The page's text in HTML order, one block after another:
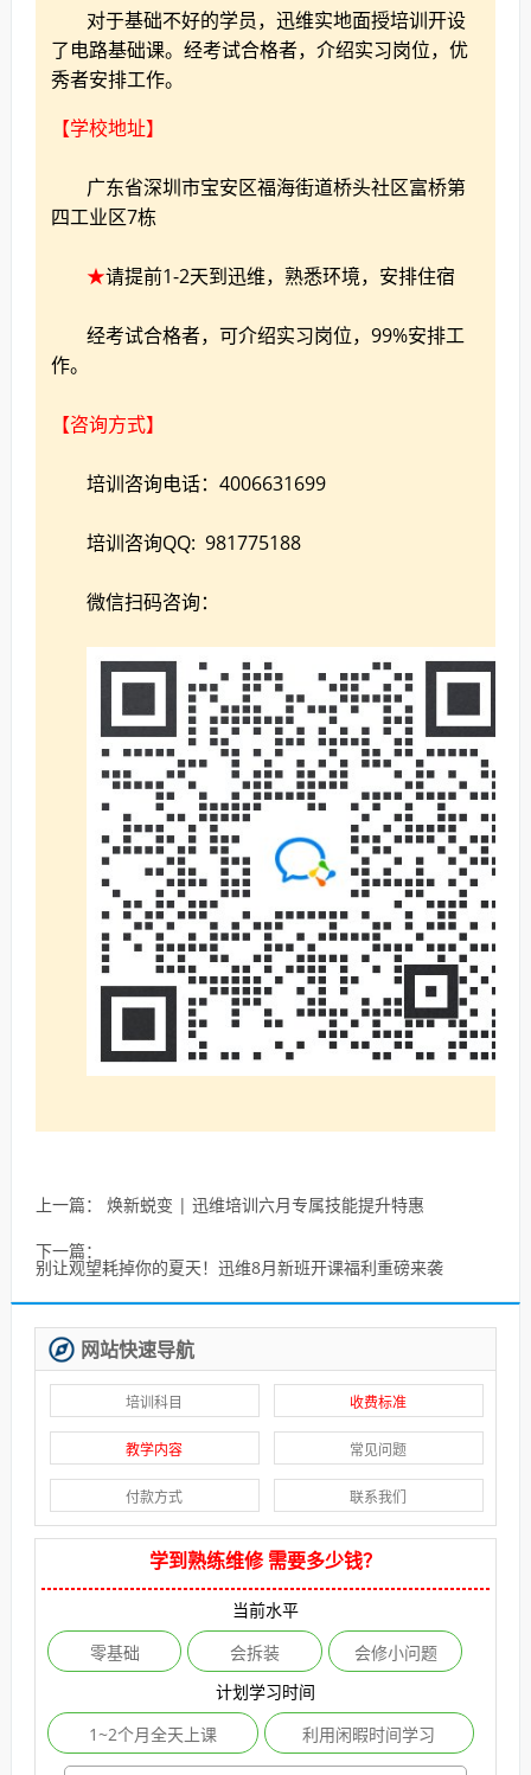
对于基础不好的学员，迅维实地面授培训开设
了电路基础课。经考试合格者，介绍实习岗位，优
秀者安排工作。
【学校地址】
广东省深圳市宝安区福海街道桥头社区富桥第
四工业区7栋
★请提前1-2天到迅维，熟悉环境，安排住宿
经考试合格者，可介绍实习岗位，99%安排工
作。
【咨询方式】
培训咨询电话：4006631699
培训咨询QQ: 981775188
微信扫码咨询：
上一篇： 焕新蜕变 | 迅维培训六月专属技能提升特惠
下一篇：
别让观望耗掉你的夏天！迅维8月新班开课福利重磅来袭
网站快速导航
培训科目 收费标准
教学内容 常见问题
付款方式 联系我们
学到熟练维修 需要多少钱？
当前水平
零基础
会拆装
会修小问题
计划学习时间
1~2个月全天上课
利用闲暇时间学习